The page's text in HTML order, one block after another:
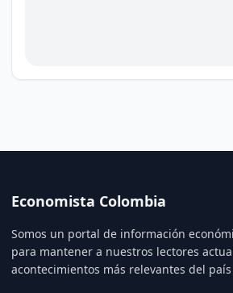
Economista Colombia
Somos un portal de información
para mantener a nuestros lectores
acontecimientos más relevantes del